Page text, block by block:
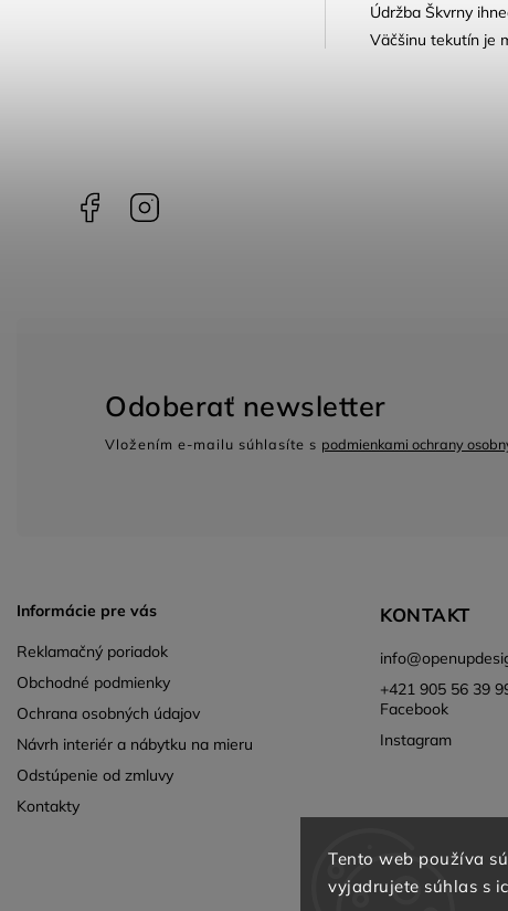
Tento web používa
vyjadrujete súhlas s
Údržba Škvrny
Väčšinu tekutín je
Facebook
Informácie pre vás
Reklamačný poriadok
Obchodné podmienky
Ochrana osobných údajov
Návrh interiér a nábytku na mieru
Odstúpenie od zmluvy
Kontakty
KONTAKT
info@
+421 905 56 39
Facebook
Instagram
Odoberať newsletter
Vložením e-mailu súhlasíte s podmienkami ochrany